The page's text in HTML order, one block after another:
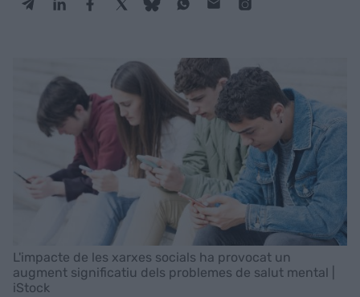
L'impacte de les xarxes socials ha provocat un
augment significatiu dels problemes de salut mental |
iStock